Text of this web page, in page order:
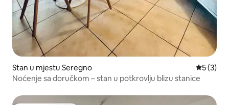
Stan u mjestu Seregno
5 (3)
Noćenje sa doručkom – stan u potkrovlju blizu stanice